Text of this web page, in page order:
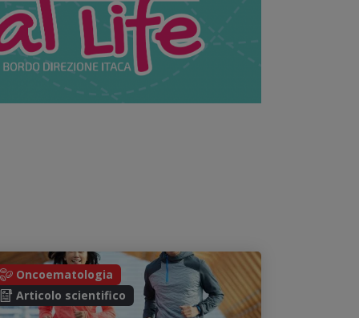
Oncoematologia
Articolo scientifico